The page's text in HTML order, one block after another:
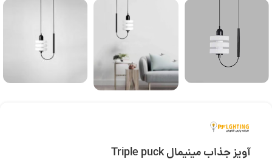
آویز جذاب مینیمال Triple puck